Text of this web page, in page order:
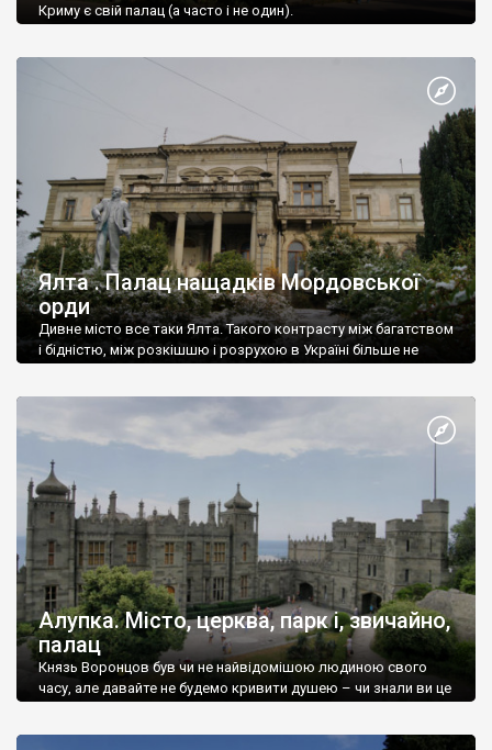
Криму є свій палац (а часто і не один).
Ялта . Палац нащадків Мордовської
орди
Дивне місто все таки Ялта. Такого контрасту між багатством
і бідністю, між розкішшю і розрухою в Україні більше не
Алупка. Місто, церква, парк і, звичайно,
палац
Князь Воронцов був чи не найвідомішою людиною свого
часу, але давайте не будемо кривити душею – чи знали ви це